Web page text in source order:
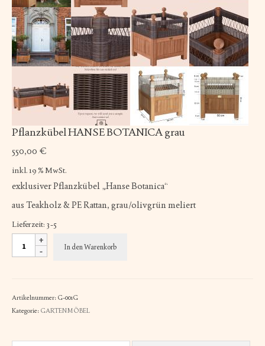
Pflanzkübel HANSE BOTANICA grau
550,00 €
inkl. 19 % MwSt.
exklusiver Pflanzkübel „Hanse Botanica“
aus Teakholz & PE Rattan, grau/olivgrün meliert
Lieferzeit: 3-5
Pflanzkübel
HANSE
In den Warenkorb
Artikelnummer: G-001G
Kategorie: GARTENMÖBEL